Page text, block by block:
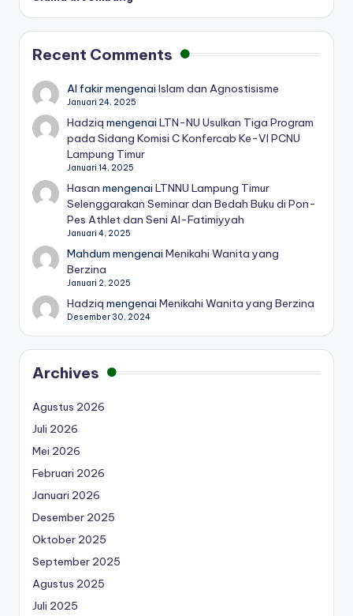
Recent Comments
Al fakirmengenaiIslam dan Agnostisisme
Januari 24, 2025
Hadziq mengenaiLTN-NU Usulkan Tiga Program
pada Sidang Komisi C Konfercab Ke-VI PCNU
Lampung Timur
Januari 14, 2025
Hasan mengenaiLTNNU Lampung Timur
Selenggarakan Seminar dan Bedah Buku di Pon-
Pes Athlet dan Seni Al-Fatimiyyah
Januari 4, 2025
Mahdum mengenaiMenikahi Wanita yang
Berzina
Januari 2, 2025
Hadziq mengenaiMenikahi Wanita yang Berzina
Desember 30, 2024
Archives
Agustus 2026
Juli 2026
Mei 2026
Februari 2026
Januari 2026
Desember 2025
Oktober 2025
September 2025
Agustus 2025
Juli 2025